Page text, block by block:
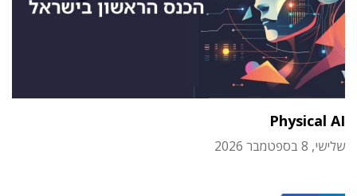
Physical AI
שלישי, 8 בספטמבר 2026